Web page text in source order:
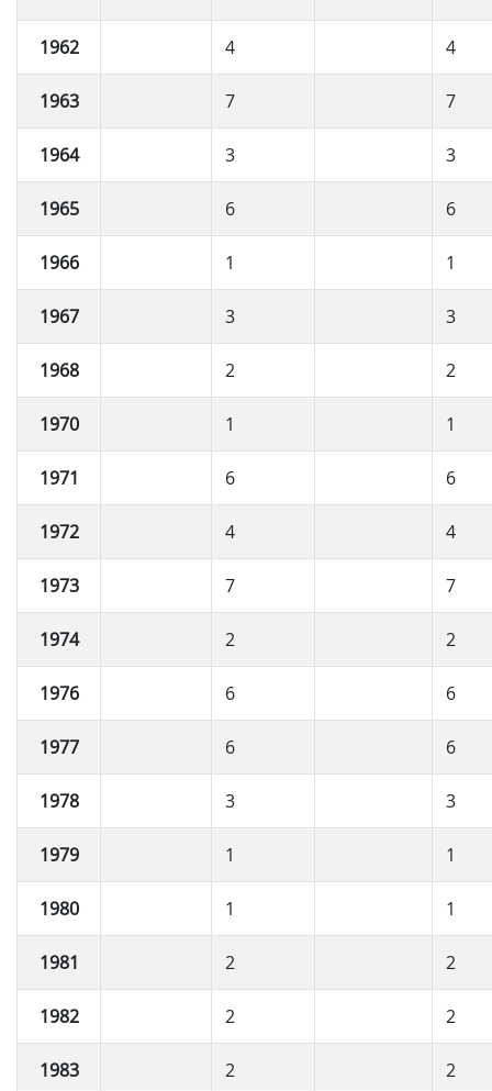
1962 4 4
1963 7 7
1964 3 3
1965 6 6
1966 1 1
1967 3 3
1968 2 2
1970 1 1
1971 6 6
1972 4 4
1973 7 7
1974 2 2
1976 6 6
1977 6 6
1978 3 3
1979 1 1
1980 1 1
1981 2 2
1982 2 2
1983 2 2